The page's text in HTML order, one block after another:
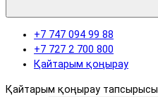
+7 747 094 99 88
+7 727 2 700 800
Қайтарым қоңырау
Қайтарым қоңырау тапсырысы